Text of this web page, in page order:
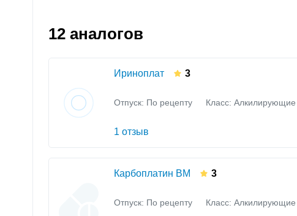
12 аналогов
Ириноплат 3
Отпуск: По рецепту Класс: Алкилирующие
1 отзыв
Карбоплатин ВМ 3
Отпуск: По рецепту Класс: Алкилирующие